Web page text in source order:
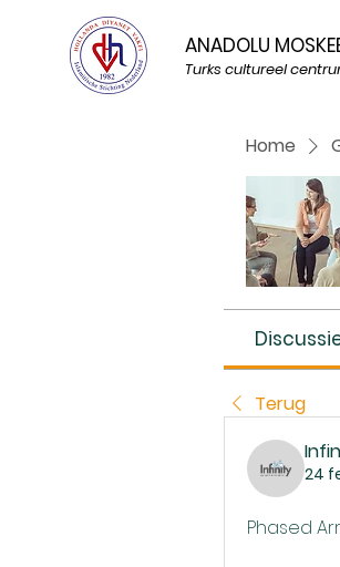
ANADOLU
Turks cultureel
Home
Terug
24
Phased